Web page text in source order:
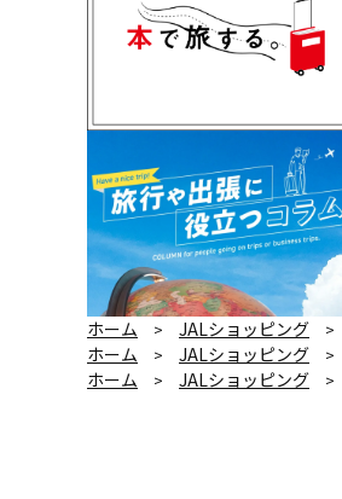
ホーム > JALショッピング >
ホーム
> JALショッピング >
ホーム
> JALショッピング >